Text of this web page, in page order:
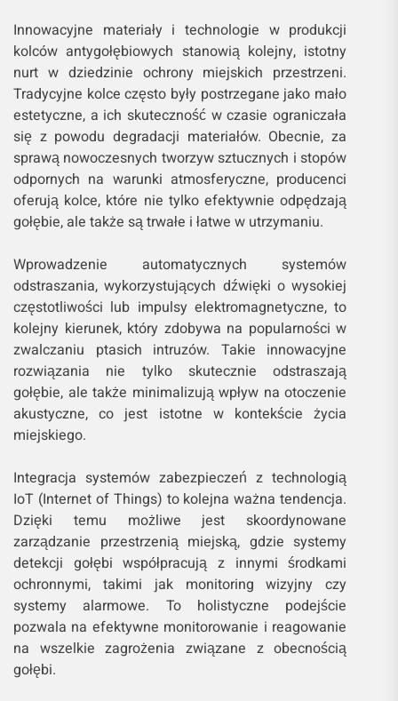
Innowacyjne materiały i technologie w produkcji
kolców antygołębiowych stanowią kolejny, istotny
nurt w dziedzinie ochrony miejskich przestrzeni.
Tradycyjne kolce często były postrzegane jako mało
estetyczne, a ich skuteczność w czasie ograniczała
się z powodu degradacji materiałów. Obecnie, za
sprawą nowoczesnych tworzyw sztucznych i stopów
odpornych na warunki atmosferyczne, producenci
oferują kolce, które nie tylko efektywnie odpędzają
gołębie, ale także są trwałe i łatwe w utrzymaniu.
Wprowadzenie automatycznych systemów
odstraszania, wykorzystujących dźwięki o wysokiej
częstotliwości lub impulsy elektromagnetyczne, to
kolejny kierunek, który zdobywa na popularności w
zwalczaniu ptasich intruzów. Takie innowacyjne
rozwiązania nie tylko skutecznie odstraszają
gołębie, ale także minimalizują wpływ na otoczenie
akustyczne, co jest istotne w kontekście życia
miejskiego.
Integracja systemów zabezpieczeń z technologią
IoT (Internet of Things) to kolejna ważna tendencja.
Dzięki temu możliwe jest skoordynowane
zarządzanie przestrzenią miejską, gdzie systemy
detekcji gołębi współpracują z innymi środkami
ochronnymi, takimi jak monitoring wizyjny czy
systemy alarmowe. To holistyczne podejście
pozwala na efektywne monitorowanie i reagowanie
na wszelkie zagrożenia związane z obecnością
gołębi.